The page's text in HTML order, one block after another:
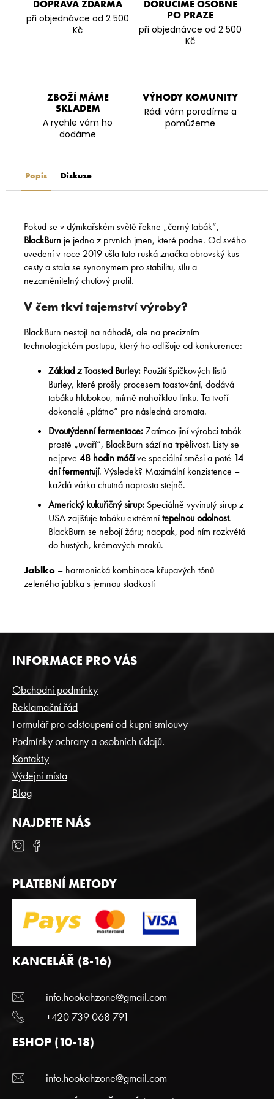
DOPRAVA ZDARMA
při objednávce od 2 500
Kč
DORUČÍME OSOBNĚ
PO PRAZE
při objednávce od 2 500
Kč
ZBOŽÍ MÁME
SKLADEM
A rychle vám ho
dodáme
VÝHODY KOMUNITY
Rádi vám poradíme a
pomůžeme
Popis Diskuze
Pokud se v dýmkařském světě řekne „černý tabák“,
BlackBurn je jedno z prvních jmen, které padne. Od svého
uvedení v roce 2019 ušla tato ruská značka obrovský kus
cesty a stala se synonymem pro stabilitu, sílu a
nezaměnitelný chuťový profil.
V čem tkví tajemství výroby?
BlackBurn nestojí na náhodě, ale na precizním
technologickém postupu, který ho odlišuje od konkurence:
Základ z Toasted Burley: Použití špičkových listů
Burley, které prošly procesem toastování, dodává
tabáku hlubokou, mírně nahořklou linku. Ta tvoří
dokonalé „plátno“ pro následná aromata.
Dvoutýdenní fermentace:Zatímco jiní výrobci tabák
prostě „uvaří“, BlackBurn sází na trpělivost. Listy se
nejprve 48 hodin máčíve speciální směsi a poté 14
dní fermentují. Výsledek? Maximální konzistence –
každá várka chutná naprosto stejně.
Americký kukuřičný sirup: Speciálně vyvinutý sirup z
USA zajišťuje tabáku extrémnítepelnou odolnost.
BlackBurn se nebojí žáru; naopak, pod ním rozkvétá
do hustých, krémových mraků.
Jablko – harmonická kombinace křupavých tónů
zeleného jablka s jemnou sladkostí
Z
Á
P
A
T
Í
INFORMACE PRO VÁS
Obchodní podmínky
Reklamační řád
Formulář pro odstoupení od kupní smlouvy
Podmínky ochrany a osobních údajů.
Kontakty
Výdejní místa
Blog
NAJDETE NÁS
PLATEBNÍ METODY
KANCELÁŘ (8-16)
info.hookahzone@gmail.com
+420 739 068 791
ESHOP (10-18)
info.hookahzone@gmail.com